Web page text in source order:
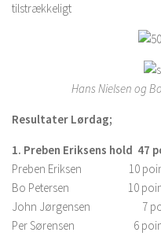
tilstrækkeligt
Hans Nielsen og
Resultater Lørdag;
1. Preben Eriksens hold 47
Preben Eriksen 10
Bo Petersen 10
John Jørgensen 7
Per Sørensen 6